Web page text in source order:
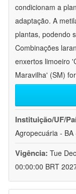
condicionam a
adaptação. A
plantas, podendo
Combinações
enxertos limoeiro
Maravilha' (SM)
Instituição/UF/
Agropecuária - BA
Vigência: Tue
00:00:00 BRT